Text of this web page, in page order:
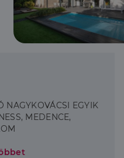
NAGYKOVÁCSI EGYIK
MEDENCE,
díszburkolattal